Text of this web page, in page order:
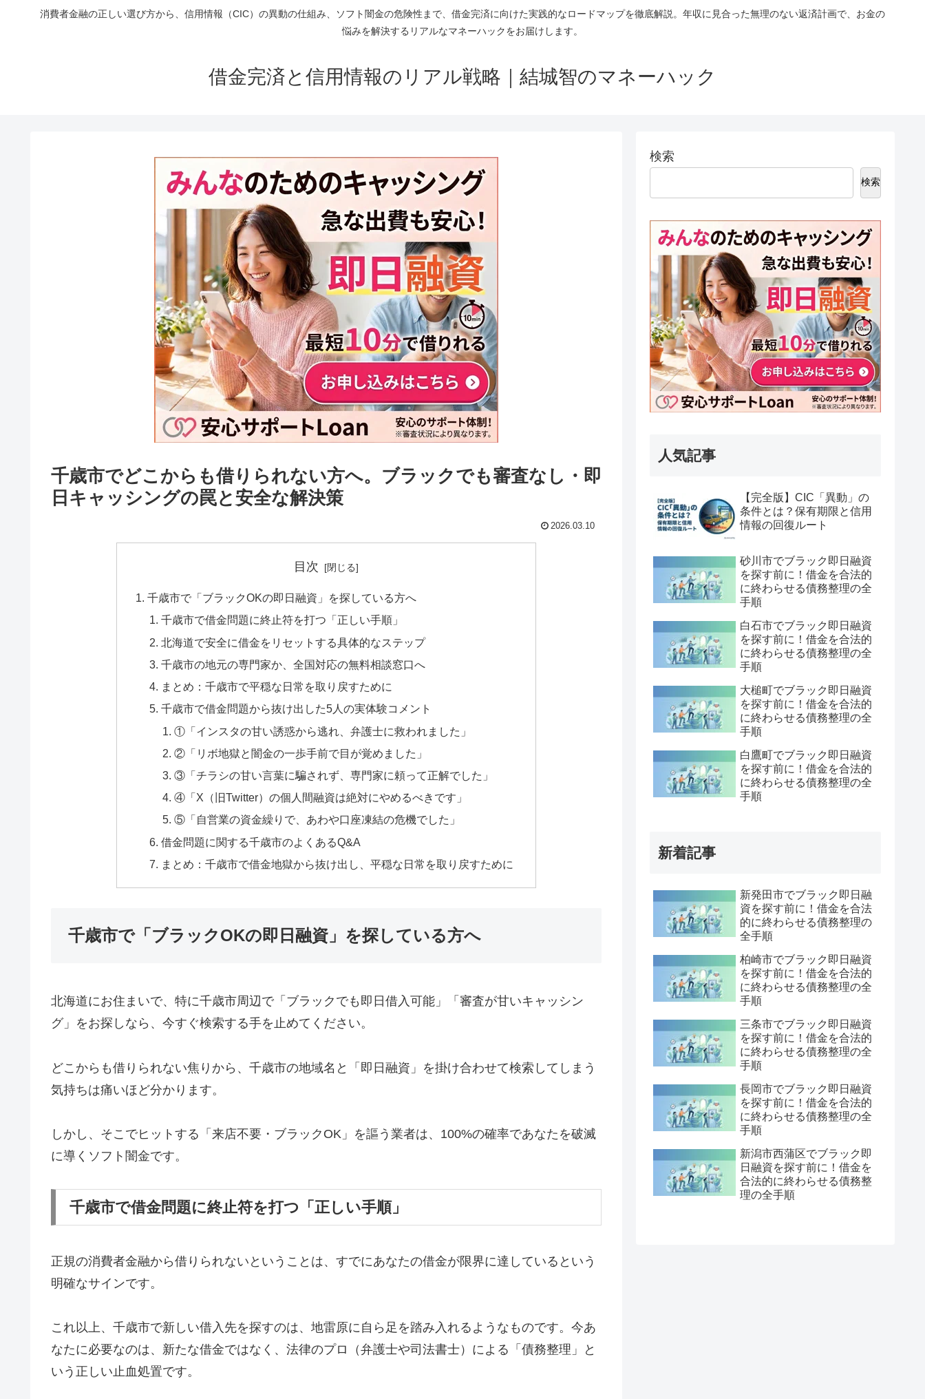
消費者金融の正しい選び方から、信用情報（CIC）の異動の仕組み、ソフト闇金の危険性まで、借金完済に向けた実践的なロードマップを徹底解説。年収に見合った無理のない返済計画で、お金の
悩みを解決するリアルなマネーハックをお届けします。
借金完済と信用情報のリアル戦略｜結城智のマネーハック
千歳市でどこからも借りられない方へ。ブラックでも審査なし・即
日キャッシングの罠と安全な解決策
2026.03.10
目次
千歳市で「ブラックOKの即日融資」を探している方へ
千歳市で借金問題に終止符を打つ「正しい手順」
北海道で安全に借金をリセットする具体的なステップ
千歳市の地元の専門家か、全国対応の無料相談窓口へ
まとめ：千歳市で平穏な日常を取り戻すために
千歳市で借金問題から抜け出した5人の実体験コメント
①「インスタの甘い誘惑から逃れ、弁護士に救われました」
②「リボ地獄と闇金の一歩手前で目が覚めました」
③「チラシの甘い言葉に騙されず、専門家に頼って正解でした」
④「X（旧Twitter）の個人間融資は絶対にやめるべきです」
⑤「自営業の資金繰りで、あわや口座凍結の危機でした」
借金問題に関する千歳市のよくあるQ&A
まとめ：千歳市で借金地獄から抜け出し、平穏な日常を取り戻すために
千歳市で「ブラックOKの即日融資」を探している方へ
北海道にお住まいで、特に千歳市周辺で「ブラックでも即日借入可能」「審査が甘いキャッシン
グ」をお探しなら、今すぐ検索する手を止めてください。
どこからも借りられない焦りから、千歳市の地域名と「即日融資」を掛け合わせて検索してしまう
気持ちは痛いほど分かります。
しかし、そこでヒットする「来店不要・ブラックOK」を謳う業者は、100%の確率であなたを破滅
に導くソフト闇金です。
千歳市で借金問題に終止符を打つ「正しい手順」
正規の消費者金融から借りられないということは、すでにあなたの借金が限界に達しているという
明確なサインです。
これ以上、千歳市で新しい借入先を探すのは、地雷原に自ら足を踏み入れるようなものです。今あ
なたに必要なのは、新たな借金ではなく、法律のプロ（弁護士や司法書士）による「債務整理」と
いう正しい止血処置です。
検索
検索
人気記事
【完全版】CIC「異動」の
条件とは？保有期限と信用
情報の回復ルート
砂川市でブラック即日融資
を探す前に！借金を合法的
に終わらせる債務整理の全
手順
白石市でブラック即日融資
を探す前に！借金を合法的
に終わらせる債務整理の全
手順
大槌町でブラック即日融資
を探す前に！借金を合法的
に終わらせる債務整理の全
手順
白鷹町でブラック即日融資
を探す前に！借金を合法的
に終わらせる債務整理の全
手順
新着記事
新発田市でブラック即日融
資を探す前に！借金を合法
的に終わらせる債務整理の
全手順
柏崎市でブラック即日融資
を探す前に！借金を合法的
に終わらせる債務整理の全
手順
三条市でブラック即日融資
を探す前に！借金を合法的
に終わらせる債務整理の全
手順
長岡市でブラック即日融資
を探す前に！借金を合法的
に終わらせる債務整理の全
手順
新潟市西蒲区でブラック即
日融資を探す前に！借金を
合法的に終わらせる債務整
理の全手順